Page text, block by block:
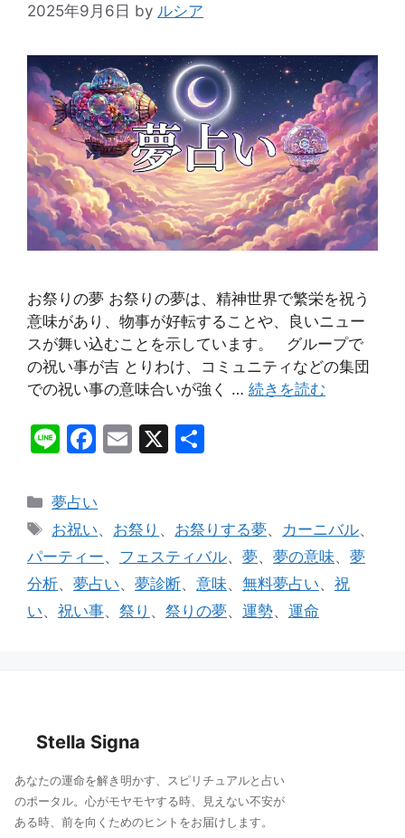
2025年9月6日 by ルシア
お祭りの夢 お祭りの夢は、精神世界で繁栄を祝う
意味があり、物事が好転することや、良いニュー
スが舞い込むことを示しています。 グループで
の祝い事が吉 とりわけ、コミュニティなどの集団
での祝い事の意味合いが強く … 続きを読む
Li
e
F
c
e
b
o
o
E
l
X
カ
テ
ゴ
リ
ー
夢占い
タ
グ
お祝い、 お祭り 、 お祭りする夢、 カーニバル、
パーティー、 フェスティバル、 夢、 夢の意味、 夢
分析、 夢占い、 夢診断、 意味、 無料夢占い、 祝
い、 祝い事、 祭り 、 祭りの夢、 運勢、 運命
Stella Signa
あなたの運命を解き明かす、スピリチュアルと占い
のポータル。心がモヤモヤする時、見えない不安が
ある時、前を向くためのヒントをお届けします。